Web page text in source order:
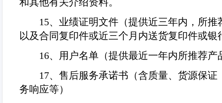
15、业绩证明文件（提供近三年内，所
以及合同复印件或近三个月内送货复印件或银
16、用户名单（提供最近一年内所推荐产
17、售后服务承诺书（含质量、货源保
务响应等）